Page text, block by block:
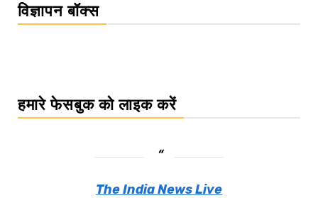
विज्ञापन बॉक्स
हमारे फेसबुक को लाइक करें
The India News Live